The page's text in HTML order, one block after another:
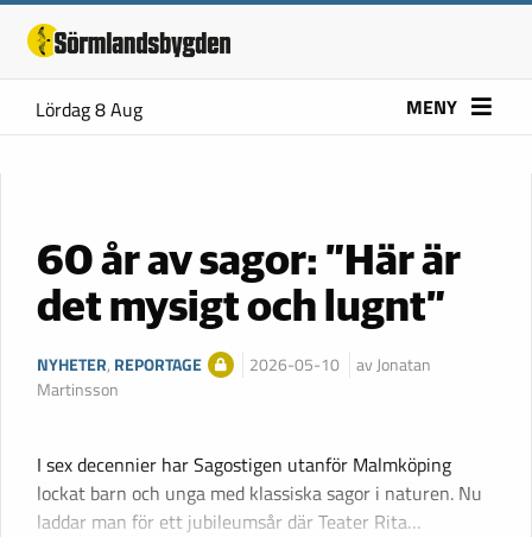
Lördag 8 Aug MENY
60 år av sagor: ”Här är
det mysigt och lugnt”
NYHETER, REPORTAGE 2026-05-10
av Jonatan
Martinsson
I sex decennier har Sagostigen utanför Malmköping
lockat barn och unga med klassiska sagor i naturen. Nu
laddar man för ett jubileumsår där Teater Rita…